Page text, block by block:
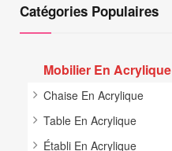
Catégories Populaires
Mobilier En Acrylique
Chaise En Acrylique
Table En Acrylique
Établi En Acrylique